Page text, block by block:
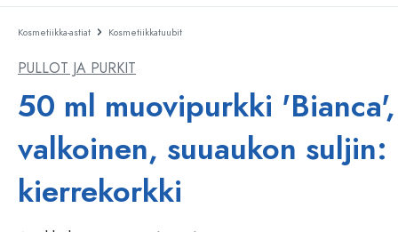
Pullot
Lasipurkit
Säilytysastiat
Astiat
Kosmetiikka-astiat
Pullot tuotemerkin mukaan
WECK-Lasipullot
Pullot toiminnon mukaan
Kosmetiikka-astiat Kosmetiikkatuubit
PULLOT JA PURKIT
50 ml muovipurkki
valkoinen, suuaukon suljin:
kierrekorkki